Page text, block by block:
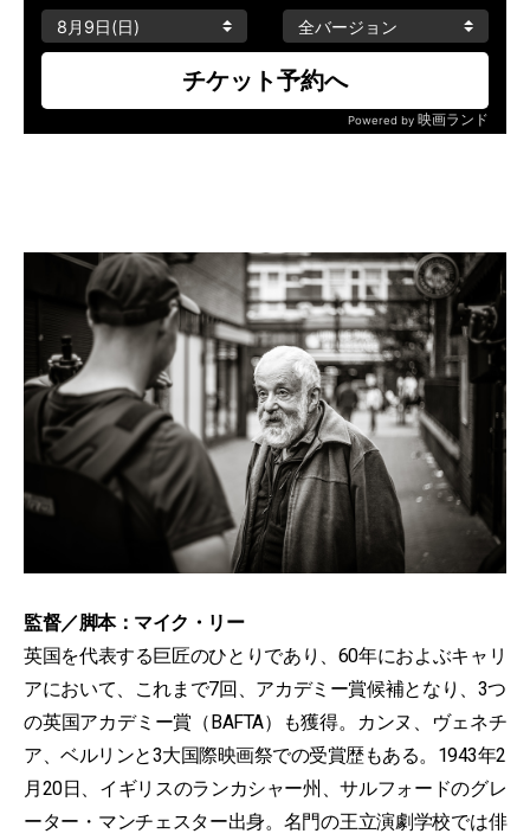
監督／脚本：マイク・リー
英国を代表する巨匠のひとりであり、60年におよぶキャリ
アにおいて、これまで7回、アカデミー賞候補となり、3つ
の英国アカデミー賞（BAFTA）も獲得。カンヌ、ヴェネチ
ア、ベルリンと3大国際映画祭での受賞歴もある。1943年2
月20日、イギリスのランカシャー州、サルフォードのグレ
ーター・マンチェスター出身。名門の王立演劇学校では俳